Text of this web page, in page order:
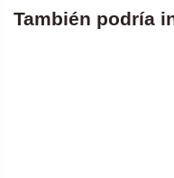
También podría